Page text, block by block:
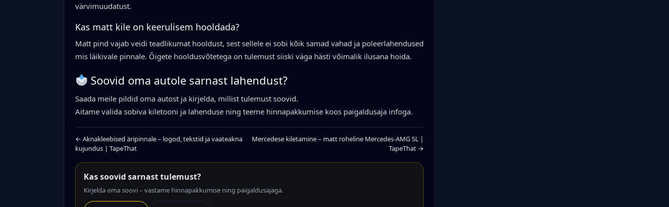
värvimuudatust.
Kas matt kile on keerulisem hooldada?
Matt pind vajab veidi teadlikumat hooldust, sest sellele ei sobi kõik samad vahad ja poleerlahendused
mis läikivale pinnale. Õigete hooldusvõtetega on tulemust siiski väga hästi võimalik ilusana hoida.
Soovid oma autole sarnast lahendust?
Saada meile pildid oma autost ja kirjelda, millist tulemust soovid.
Aitame valida sobiva kiletooni ja lahenduse ning teeme hinnapakkumise koos paigaldusaja infoga.
← Aknakleebised äripinnale – logod, tekstid ja vaateakna
kujundus | TapeThat
Mercedese kiletamine – matt roheline Mercedes-AMG SL |
TapeThat →
Kas soovid sarnast tulemust?
Kirjelda oma soovi – vastame hinnapakkumise ning paigaldusajaga.